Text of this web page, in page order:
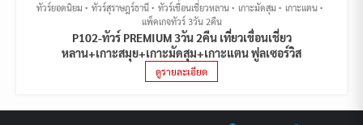
ทัวร์ยอดนิยม ทัวร์สุราษฎร์ธานี ทัวร์เขื่อนเชี่ยวหลาน เกาะมัดสุม
เกาะแตน
แพ็คเกจทัวร์ 3วัน 2คืน
P102-ทัวร์ PREMIUM 3วัน 2คืน เที่ยวเขื่อนเชี่ยว
หลาน+เกาะสมุย+เกาะมัดสุม+เกาะแตน ฟูลเซอร์วิส
ดูรายละเอียด